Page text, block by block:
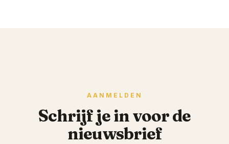
AANMELDEN
Schrijf je in voor de
nieuwsbrief